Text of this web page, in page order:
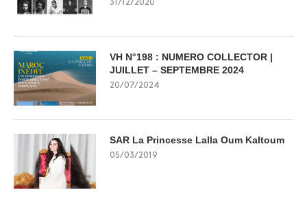
31/12/2020
VH N°198 : NUMERO COLLECTOR |
JUILLET – SEPTEMBRE 2024
20/07/2024
SAR La Princesse Lalla Oum Kaltoum
05/03/2019